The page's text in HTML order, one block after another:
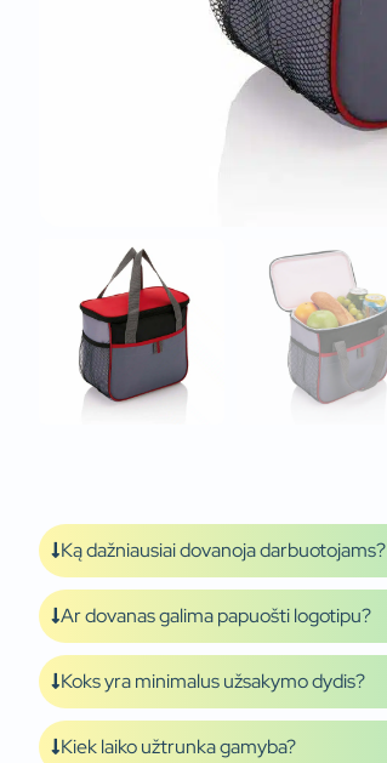
Ką dažniausiai dovanoja darbuotojams?
Ar dovanas galima papuošti logotipu?
Koks yra minimalus užsakymo dydis?
Kiek laiko užtrunka gamyba?